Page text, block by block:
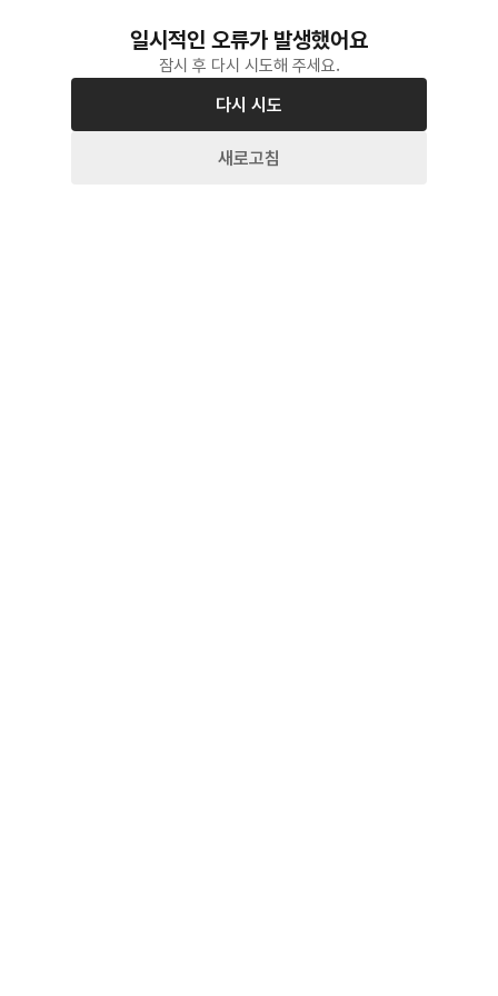
일시적인 오류가 발생했어요
잠시 후 다시 시도해 주세요.
다시 시도
새로고침